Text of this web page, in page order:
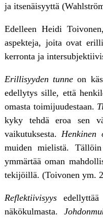
ja itsenäisyyttä
Edelleen Heidi
aspekteja, joita ovat
kerronta ja
Erillisyyden tunne on
edellytys sille, että
omasta toimijuudestaan.
kyky tehdä eroa sen
vaikutuksesta. Henkinen
muiden mielistä.
ymmärtää oman
tekijöillä. (Toivonen ym.
Reflektiivisyys
näkökulmasta.